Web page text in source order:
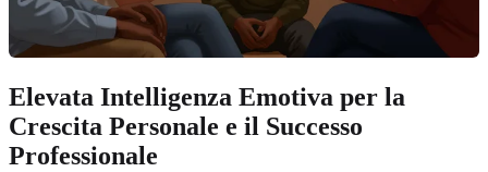
Elevata Intelligenza Emotiva per la
Crescita Personale e il Successo
Professionale